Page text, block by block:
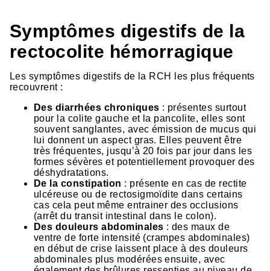
Symptômes digestifs de la
rectocolite hémorragique
Les symptômes digestifs de la RCH les plus fréquents
recouvrent :
Des diarrhées chroniques : présentes surtout
pour la colite gauche et la pancolite, elles sont
souvent sanglantes, avec émission de mucus qui
lui donnent un aspect gras. Elles peuvent être
très fréquentes, jusqu’à 20 fois par jour dans les
formes sévères et potentiellement provoquer des
déshydratations.
De la constipation : présente en cas de rectite
ulcéreuse ou de rectosigmoïdite dans certains
cas cela peut même entrainer des occlusions
(arrêt du transit intestinal dans le colon).
Des douleurs abdominales : des maux de
ventre de forte intensité (crampes abdominales)
en début de crise laissent place à des douleurs
abdominales plus modérées ensuite, avec